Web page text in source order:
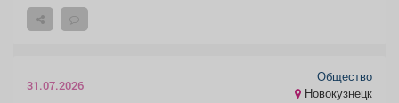
31.07.2026
Общество
Новокузнецк